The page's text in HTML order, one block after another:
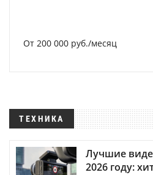
От 200 000 руб./месяц
ТЕХНИКА
Лучшие
2026 году: